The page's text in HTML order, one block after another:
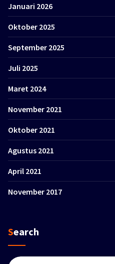
Januari 2026
Oktober 2025
September 2025
Juli 2025
Maret 2024
November 2021
Oktober 2021
Agustus 2021
April 2021
November 2017
Search
Pencarian